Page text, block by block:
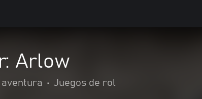
Arlow
• Juegos de rol